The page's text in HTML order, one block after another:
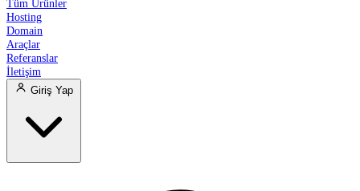
Tüm Ürünler
Hosting
Domain
Araçlar
Referanslar
İletişim
Giriş Yap